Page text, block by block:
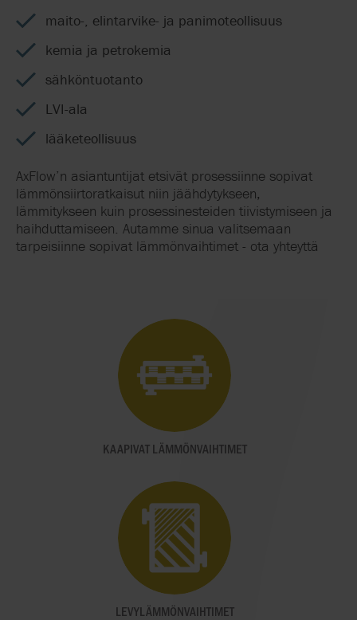
maito-, elintarvike- ja panimoteollisuus
kemia ja petrokemia
sähköntuotanto
LVI-ala
lääketeollisuus
AxFlow’n asiantuntijat etsivät prosessiinne sopivat
lämmönsiirtoratkaisut niin jäähdytykseen,
lämmitykseen kuin prosessinesteiden tiivistymiseen ja
haihduttamiseen. Autamme sinua valitsemaan
tarpeisiinne sopivat lämmönvaihtimet - ota yhteyttä
KAAPIVAT LÄMMÖNVAIHTIMET
LEVYLÄMMÖNVAIHTIMET